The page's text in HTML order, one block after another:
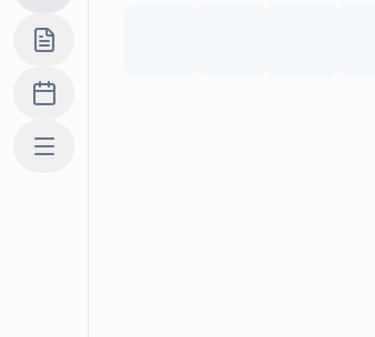
Indkøbslisten
Madplan
Mere